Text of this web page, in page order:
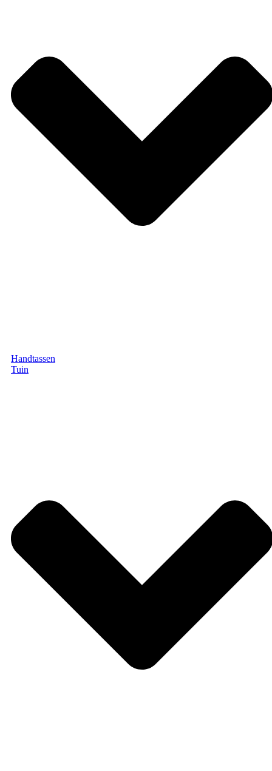
Handtassen
Tuin